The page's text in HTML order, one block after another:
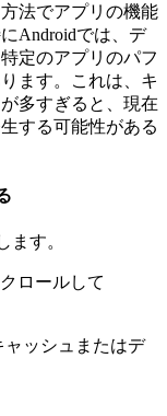
法でアプリの機能
Androidでは、デ
定のアプリのパフ
ます。これは、キ
多すぎると、現在
する可能性がある
ます。
ロールして
ッシュまたはデ